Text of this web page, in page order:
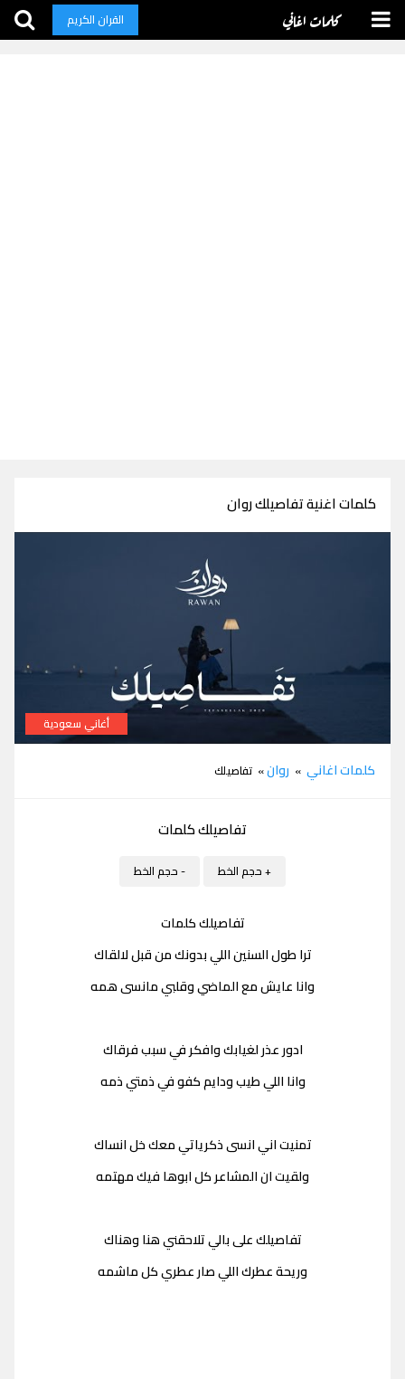
كلمات اغاني القران الكريم
كلمات اغنية تفاصيلك روان
أغاني سعودية
كلمات اغاني » روان» تفاصيلك
تفاصيلك كلمات
+ حجم الخط - حجم الخط
تفاصيلك كلمات
ترا طول السنين اللي بدونك من قبل لالقاك
وانا عايش مع الماضي وقلبي مانسى همه
ادور عذر لغيابك وافكر في سبب فرقاك
وانا اللي طيب ودايم كفو في ذمتي ذمه
تمنيت اني انسى ذكرياتي معك خل انساك
ولقيت ان المشاعر كل ابوها فيك مهتمه
تفاصيلك على بالي تلاحقني هنا وهناك
وريحة عطرك اللي صار عطري كل ماشمه